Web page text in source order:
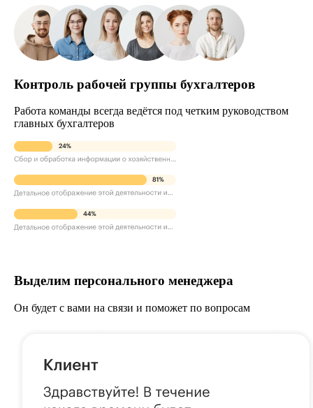
Контроль рабочей группы бухгалтеров
Работа команды всегда ведётся под четким руководством
главных бухгалтеров
Выделим персонального менеджера
Он будет с вами на связи и поможет по вопросам